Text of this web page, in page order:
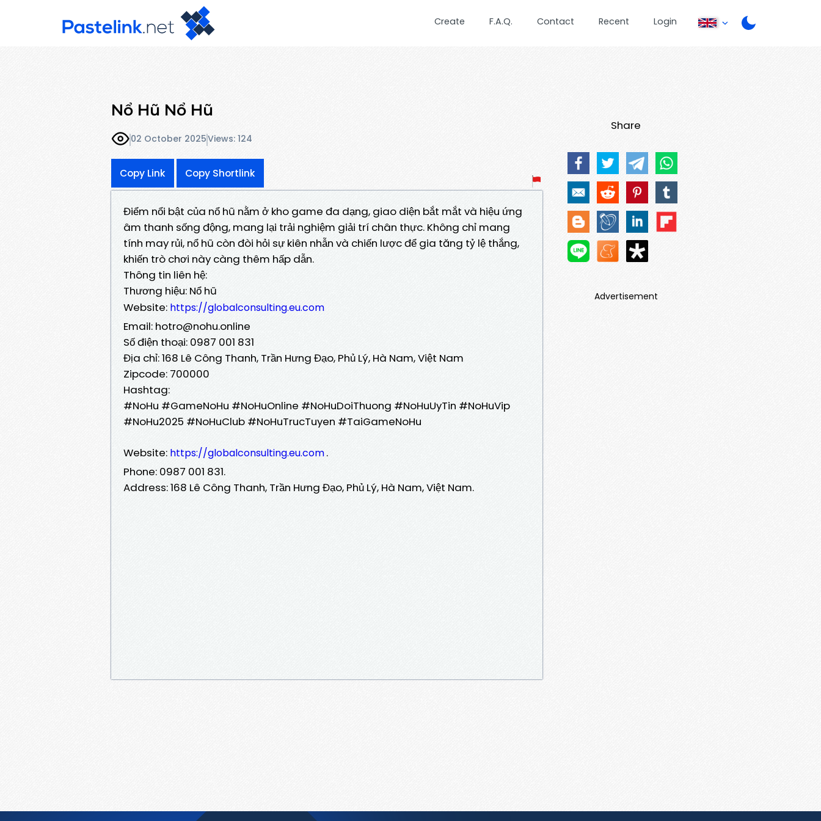
Create F.A.Q. Contact Recent Login
Nổ Hũ Nổ Hũ
02 October 2025Views: 124
Copy Link Copy Shortlink
Điểm nổi bật của nổ hũ nằm ở kho game đa dạng, giao diện bắt mắt và hiệu ứng
âm thanh sống động, mang lại trải nghiệm giải trí chân thực. Không chỉ mang
tính may rủi, nổ hũ còn đòi hỏi sự kiên nhẫn và chiến lược để gia tăng tỷ lệ thắng,
khiến trò chơi này càng thêm hấp dẫn.
Thông tin liên hệ:
Thương hiệu: Nổ hũ
Website: https://globalconsulting.eu.com
Email: hotro@nohu.online
Số điện thoại: 0987 001 831
Địa chỉ: 168 Lê Công Thanh, Trần Hưng Đạo, Phủ Lý, Hà Nam, Việt Nam
Zipcode: 700000
Hashtag:
#NoHu #GameNoHu #NoHuOnline #NoHuDoiThuong #NoHuUyTin #NoHuVip
#NoHu2025 #NoHuClub #NoHuTrucTuyen #TaiGameNoHu
Website: https://globalconsulting.eu.com.
Phone: 0987 001 831.
Address: 168 Lê Công Thanh, Trần Hưng Đạo, Phủ Lý, Hà Nam, Việt Nam.
Share
Advertisement